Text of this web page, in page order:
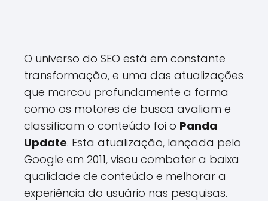
O universo do SEO está em constante
transformação, e uma das atualizações
que marcou profundamente a forma
como os motores de busca avaliam e
classificam o conteúdo foi o Panda
Update. Esta atualização, lançada pelo
Google em 2011, visou combater a baixa
qualidade de conteúdo e melhorar a
experiência do usuário nas pesquisas.